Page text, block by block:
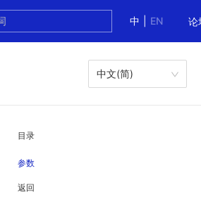
中
EN 论
中文(简)
目录
参数
返回